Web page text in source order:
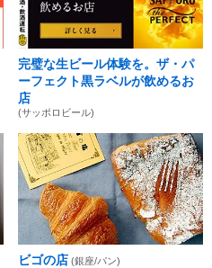
完璧な生ビール体験を。ザ・パ
ーフェクト黒ラベルが飲めるお
店
(サッポロビール)
ビゴの店 (銀座/パン)